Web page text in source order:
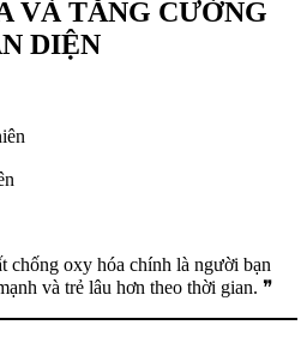
VÀ TĂNG CƯỜNG
DIỆN
chống oxy hóa chính là người bạn
và trẻ lâu hơn theo thời gian. ❞